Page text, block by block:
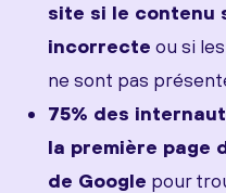
site si le contenu
incorrecte ou si
ne sont pas
75% des
la première page
de Google pour